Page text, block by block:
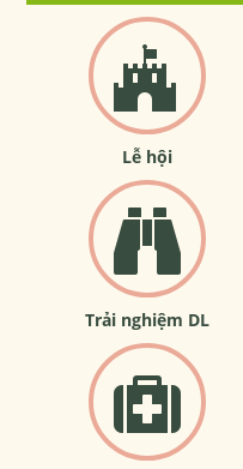
Lễ hội
Trải nghiệm DL